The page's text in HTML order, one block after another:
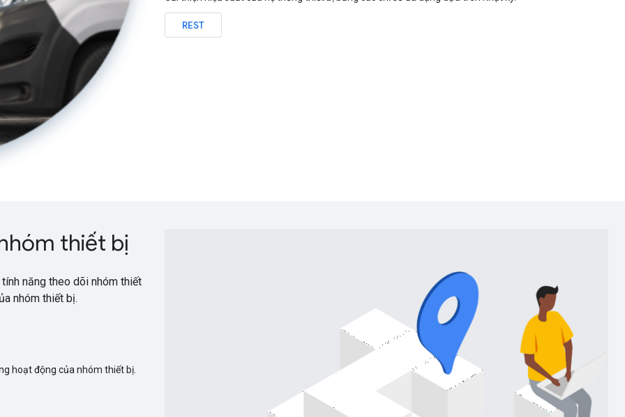
REST
thiết bị
năng theo dõi nhóm thiết
nhóm thiết bị.
hoạt động của nhóm thiết bị.